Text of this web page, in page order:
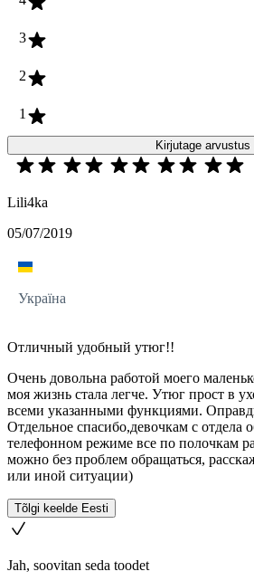
3
2
1
Kirjutage arvustus
Lili4ka
05/07/2019
Україна
Отличный удобный утюг!!
Очень довольна работой моего
моя жизнь стала легче. Утюг прост в
всеми указанными функциями.
Отдельное спасибо,девочкам с отдела
телефонном режиме все по полочкам
можно без проблем обращаться,
или иной ситуации)
Tõlgi keelde Eesti
Jah, soovitan seda toodet